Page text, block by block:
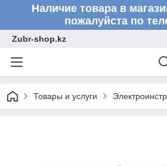
Наличие товара в
пожалуйста по
Zubr-shop.kz
Товары и услуги